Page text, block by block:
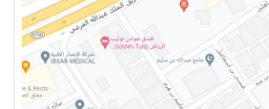
Symptoms of severe dry eyes